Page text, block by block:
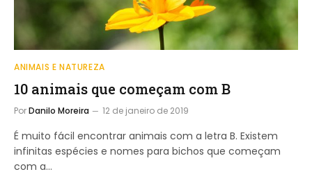
ANIMAIS E NATUREZA
10 animais que começam com B
PorDanilo Moreira 12 de janeiro de 2019
É muito fácil encontrar animais com a letra B. Existem
infinitas espécies e nomes para bichos que começam
com a…